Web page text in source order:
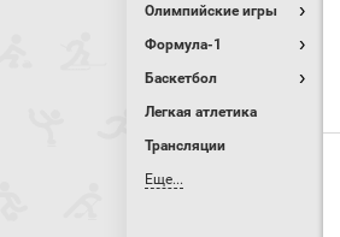
Олимпийские игры
Формула-1
Баскетбол
Легкая атлетика
Трансляции
Еще...